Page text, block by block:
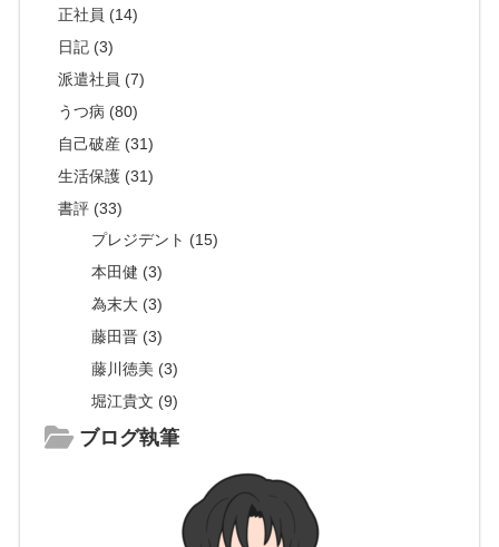
正社員 (14)
日記 (3)
派遣社員 (7)
うつ病 (80)
自己破産 (31)
生活保護 (31)
書評 (33)
プレジデント (15)
本田健 (3)
為末大 (3)
藤田晋 (3)
藤川徳美 (3)
堀江貴文 (9)
ブログ執筆